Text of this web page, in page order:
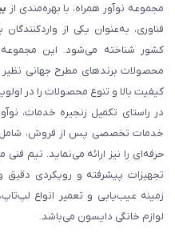
مجموعه نوآور همراه، با بهره‌مندی از
فناوری، به‌عنوان یکی از
کشور شناخته می‌شود. این
کیفیت بالا و تنوع محصولات را در
در راستای تکمیل زنجیره خدمات،
خدمات تخصصی پس از فروش، شامل
حرفه‌ای را نیز ارائه می‌نماید. تیم
تجهیزات پیشرفته و رویکردی دقیق
زمینه عیب‌یابی و تعمیر انواع
لوازم خانگی دایسون می‌باشد.